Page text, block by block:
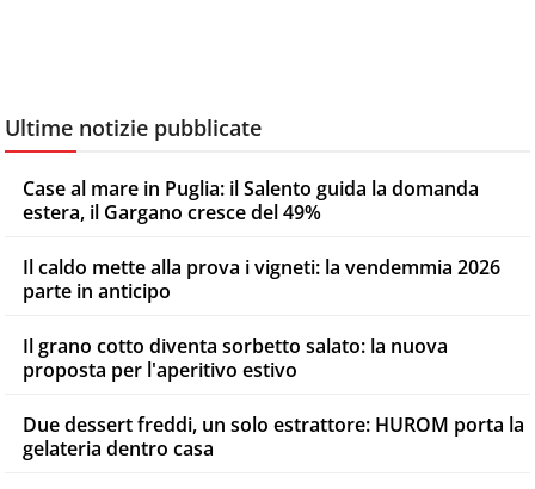
Ultime notizie pubblicate
Case al mare in Puglia: il Salento guida la domanda
estera, il Gargano cresce del 49%
Il caldo mette alla prova i vigneti: la vendemmia 2026
parte in anticipo
Il grano cotto diventa sorbetto salato: la nuova
proposta per l'aperitivo estivo
Due dessert freddi, un solo estrattore: HUROM porta la
gelateria dentro casa